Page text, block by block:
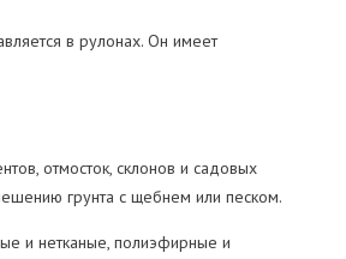
в рулонах. Он имеет
отмосток, склонов и садовых
грунта с щебнем или песком.
и нетканые, полиэфирные и